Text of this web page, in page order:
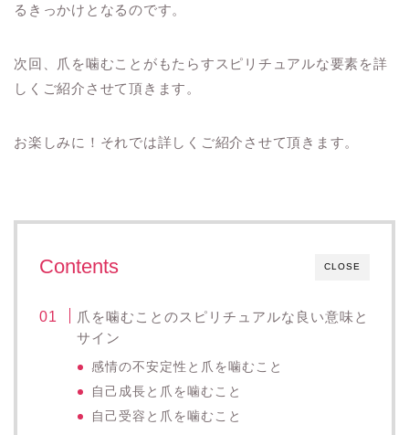
るきっかけとなるのです。
次回、爪を噛むことがもたらすスピリチュアルな要素を詳
しくご紹介させて頂きます。
お楽しみに！それでは詳しくご紹介させて頂きます。
CLOSE
Contents
爪を噛むことのスピリチュアルな良い意味と
サイン
感情の不安定性と爪を噛むこと
自己成長と爪を噛むこと
自己受容と爪を噛むこと